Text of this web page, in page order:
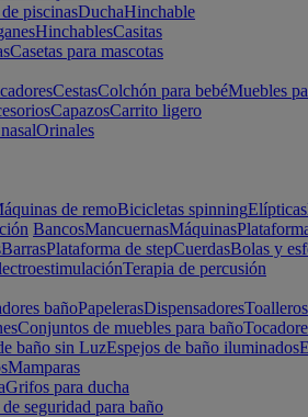
piscinasDuchaHinchable
HinchablesCasitas
Casetas para mascotas
CestasColchón para bebéMuebles
CapazosCarrito ligero
Orinales
de remoBicicletas spinningElípticas
BancosMancuernasMáquinas
BarrasPlataforma de stepCuerdasBolas y
Terapia de percusión
bañoPapelerasDispensadoresToalleros
Conjuntos de muebles para baño
baño sin LuzEspejos de baño iluminados
Mamparas
Grifos para ducha
seguridad para baño